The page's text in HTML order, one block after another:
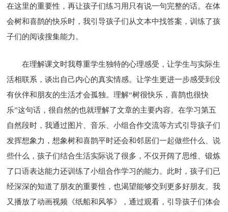
在这里的重要性，再让孩子们练习用只有说一句完整的话。在体
会树和喜鹊的快乐时，我引导孩子们从文本中找答案，训练了孩
子们的阅读搜集能力。
在理解课文时我尊重学生独特的心理感受，让学生与实际生
活相联系，谈出自己内心的真实情感。让学生更进一步感受到没
有伙伴和朋友的生活才会孤独。理解“树很快乐，喜鹊也很快
乐”这句话，很自然的也就理解了文章的主要内容。在学习第五
自然段时，我通过图片、音乐、小组合作交流等方式引导孩子们
发挥想象力，想象树和喜鹊平时还会和邻居们一起做些什么、说
些什么，孩子们结合生活实际说了很多，不仅开阔了思维、锻炼
了口语表达能力还训练了小组合作学习的能力。此时，孩子们已
经深深的知道了朋友的重要性，也渴望能够交到更多好朋友。我
又播放了动画视频《纸船和风筝》，通过观看，引导孩子们体会